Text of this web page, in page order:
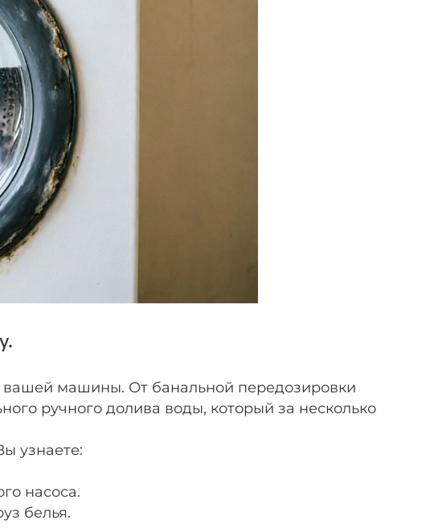
вашей машины. От банальной передозировки
ручного долива воды, который за несколько
узнаете:
насоса.
белья.